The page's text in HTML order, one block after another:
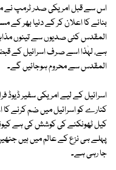
اس سے قبل امریکی صدر ٹرمپ نے
بنانے کا اعلان کر کے دنیا بھر کے
المقدس کئی صدیوں سے تینوں
ہے، لہٰذا اسے صرف اسرائیل کے
المقدس سے محروم ہوجائیں گے۔
اسرائیل کے لیے امریکی سفیر ڈیوڈ
کنارے کو اسرائیل میں ضم کرنے
کیل ٹھونکنے کی کوشش کی ہے
پہلے ہی نزع کے عالم میں ہیں
جا رہی ہے۔